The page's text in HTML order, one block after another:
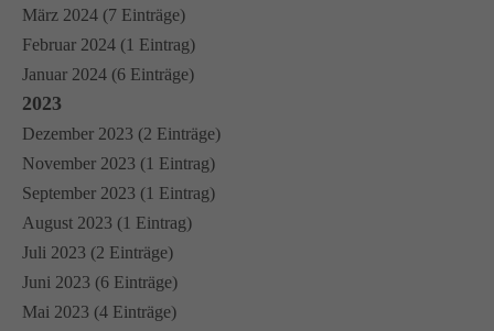
März 2024 (7 Einträge)
Februar 2024 (1 Eintrag)
Januar 2024 (6 Einträge)
2023
Dezember 2023 (2 Einträge)
November 2023 (1 Eintrag)
September 2023 (1 Eintrag)
August 2023 (1 Eintrag)
Juli 2023 (2 Einträge)
Juni 2023 (6 Einträge)
Mai 2023 (4 Einträge)